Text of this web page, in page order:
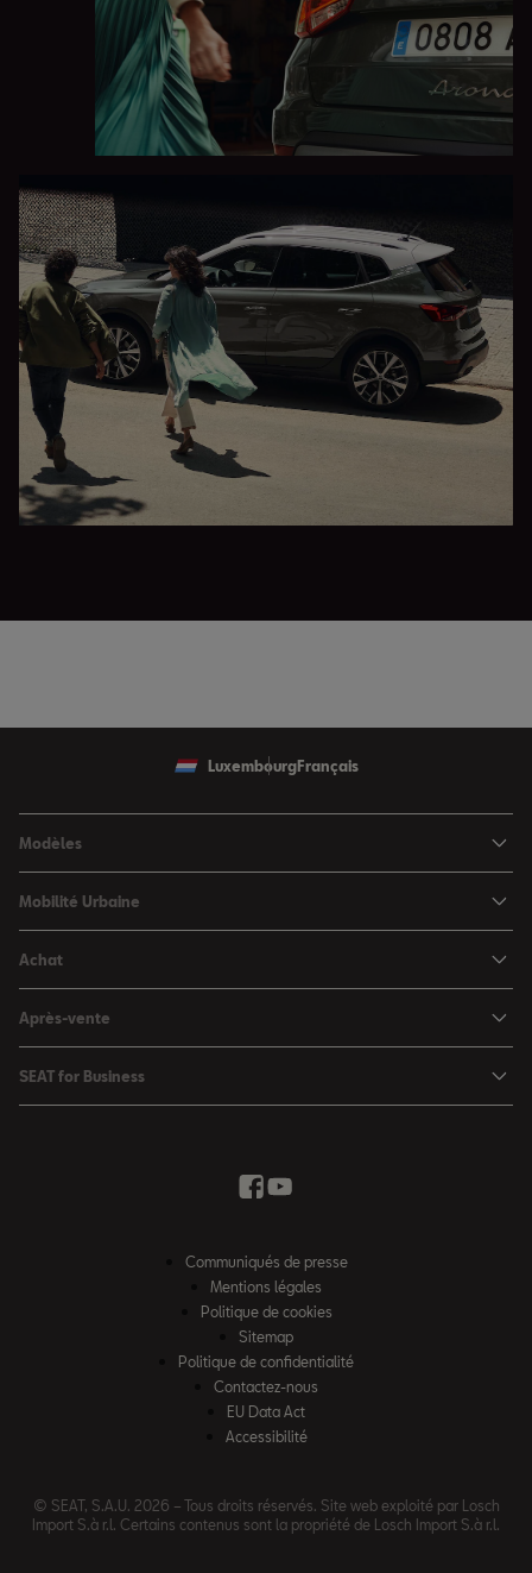
LuxembourgFrançais
Modèles
SEAT Leon
SEAT Leon Sportstourer
SEAT Ateca
Mobilité Urbaine
Charger à domicile
Achat
Conditions Summer
Après-vente
Campagne Diesel EA189
Inspection & maintenance
FAQs
SEAT for Business
Communiqués de presse
Mentions légales
Politique de cookies
Sitemap
Politique de confidentialité
Contactez-nous
EU Data Act
Accessibilité
© SEAT, S.A.U. 2026 – Tous droits réservés. Site web exploité par Losch
Import S.à r.l. Certains contenus sont la propriété de Losch Import S.à r.l.